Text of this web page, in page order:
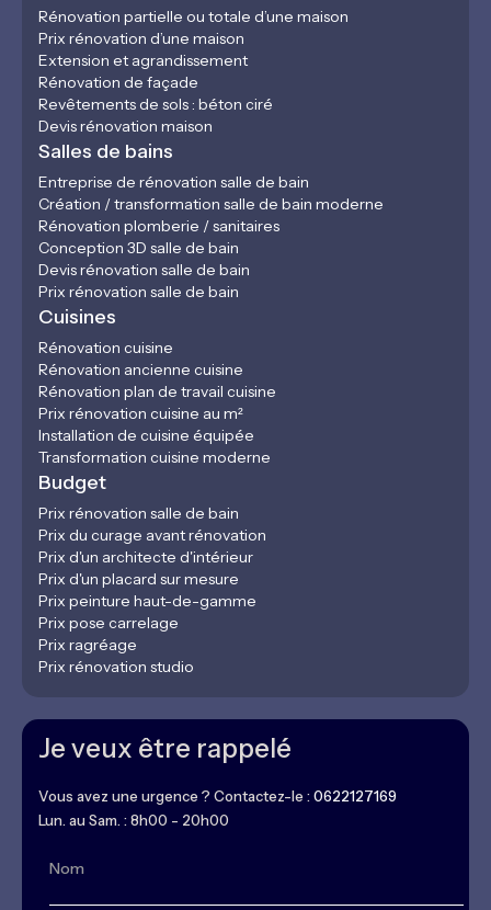
Rénovation partielle ou totale d’une maison
Prix rénovation d’une maison
Extension et agrandissement
Rénovation de façade
Revêtements de sols : béton ciré
Devis rénovation maison
Salles de bains
Entreprise de rénovation salle de bain
Création / transformation salle de bain moderne
Rénovation plomberie / sanitaires
Conception 3D salle de bain
Devis rénovation salle de bain
Prix rénovation salle de bain
Cuisines
Rénovation cuisine
Rénovation ancienne cuisine
Rénovation plan de travail cuisine
Prix rénovation cuisine au m²
Installation de cuisine équipée
Transformation cuisine moderne
Budget
Prix rénovation salle de bain
Prix du curage avant rénovation
Prix d'un architecte d'intérieur
Prix d'un placard sur mesure
Prix peinture haut-de-gamme
Prix pose carrelage
Prix ragréage
Prix rénovation studio
Je veux être rappelé
Vous avez une urgence ? Contactez-le : 0622127169
Lun. au Sam. : 8h00 - 20h00